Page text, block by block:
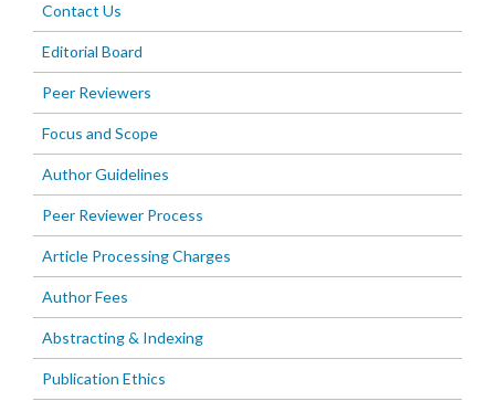
Contact Us
Editorial Board
Peer Reviewers
Focus and Scope
Author Guidelines
Peer Reviewer Process
Article Processing Charges
Author Fees
Abstracting & Indexing
Publication Ethics